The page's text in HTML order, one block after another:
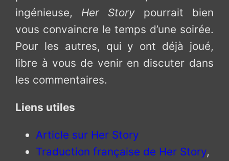
ingénieuse, Her Story pourrait bien
vous convaincre le temps d’une soirée.
Pour les autres, qui y ont déjà joué,
libre à vous de venir en discuter dans
les commentaires.
Liens utiles
Article sur Her Story
Traduction française de Her Story,